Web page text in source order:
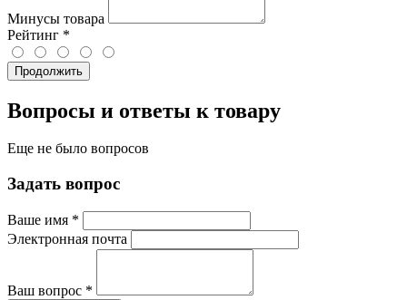
Минусы товара
Рейтинг *
Продолжить
Вопросы и ответы к товару
Еще не было вопросов
Задать вопрос
Ваше имя *
Электронная почта
Ваш вопрос *